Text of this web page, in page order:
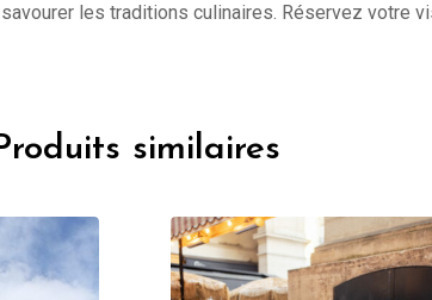
les traditions culinaires. Réservez votre
similaires